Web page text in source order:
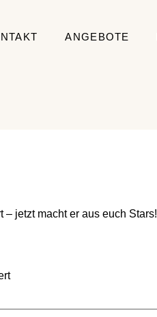
ANGEBOTE
– jetzt macht er aus euch Stars!